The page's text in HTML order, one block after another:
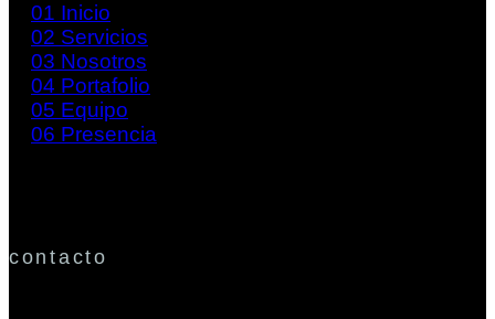
01 Inicio
02 Servicios
03 Nosotros
04 Portafolio
05 Equipo
06 Presencia
contacto